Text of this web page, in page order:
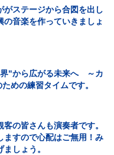
ステージから合図を出し
音楽を作っていきましょ
"から広がる未来へ ～カ
めの練習タイムです。
の皆さんも演奏者です。
ますので心配はご無用！み
しょう。